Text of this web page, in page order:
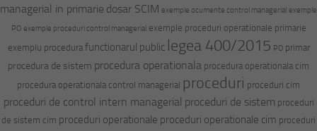
managerial in primarie dosar SCIM exemple ocumente control managerial exemple
PO exemple proceduri control managerial exemple proceduri operationale primarie
exemplu procedura functionarul public legea 400/2015 PO primar
procedura de sistem procedura operationala procedura operationala cim
procedura operationala control managerial proceduri proceduri cim
proceduri de control intern managerial proceduri de sistem proceduri
de sistem cim proceduri operationale proceduri operationale cim proceduri